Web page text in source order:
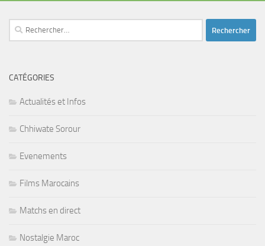
Rechercher :
CATÉGORIES
Actualités et Infos
Chhiwate Sorour
Evenements
Films Marocains
Matchs en direct
Nostalgie Maroc